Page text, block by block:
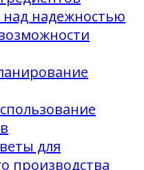
надежностью
для
производства